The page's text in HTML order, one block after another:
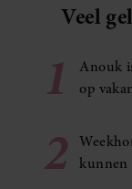
Veel
1
Anouk
op
2
kunnen